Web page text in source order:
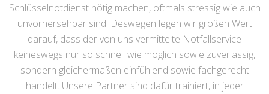
Schlüsselnotdienst nötig machen, oftmals stressig wie auch
unvorhersehbar sind. Deswegen legen wir großen Wert
darauf, dass der von uns vermittelte Notfallservice
keineswegs nur so schnell wie möglich sowie zuverlässig,
sondern gleichermaßen einfühlend sowie fachgerecht
handelt. Unsere Partner sind dafür trainiert, in jeder